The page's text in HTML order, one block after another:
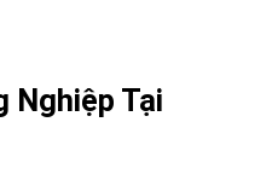
Nghiệp Tại